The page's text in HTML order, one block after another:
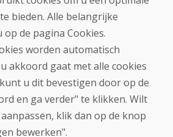
voorwaarden
en ruilen van goederen
bieden. Alle belangrijke
de pagina Cookies.
worden automatisch
akkoord gaat met alle cookies
u dit bevestigen door op de
en ga verder" te klikken. Wilt
klik dan op de knop
bewerken".